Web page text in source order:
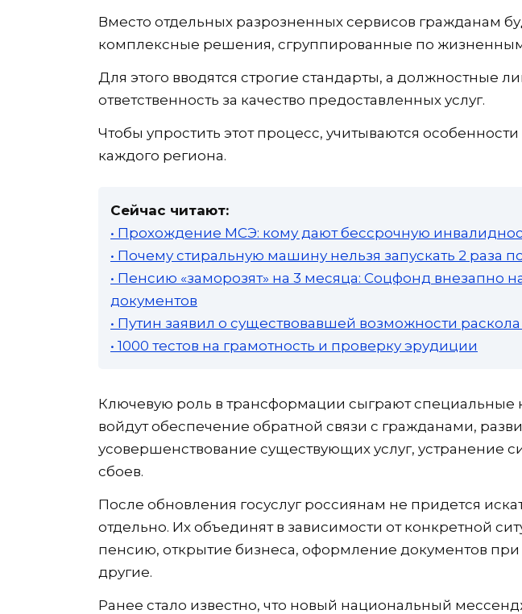
Вместо отдельных разрозненных сервисов гражданам
комплексные решения, сгруппированные по
Для этого вводятся строгие стандарты, а должностные
ответственность за качество предоставленных услуг.
Чтобы упростить этот процесс, учитываются особенности
каждого региона.
Сейчас читают:
• Прохождение МСЭ: кому дают бессрочную
• Почему стиральную машину нельзя запускать 2 раза
• Пенсию «заморозят» на 3 месяца: Соцфонд внезапно
документов
• Путин заявил о существовавшей возможности
• 1000 тестов на грамотность и проверку эрудиции
Ключевую роль в трансформации сыграют специальные
войдут обеспечение обратной связи с гражданами,
усовершенствование существующих услуг, устранение
сбоев.
После обновления госуслуг россиянам не придется
отдельно. Их объединят в зависимости от конкретной
пенсию, открытие бизнеса, оформление документов
другие.
Ранее стало известно, что новый национальный